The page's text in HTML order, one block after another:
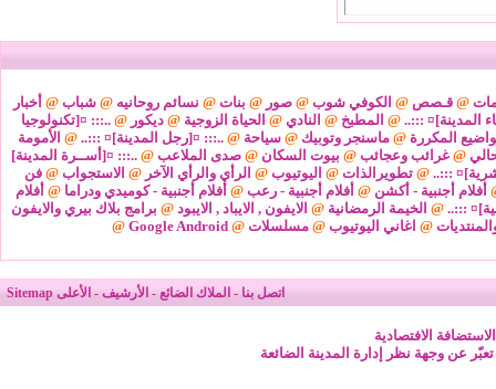
@قـصص @ الكوفي شوب @صور @ بنات @ نسائم روحانيه @شباب @ أخبار
المدينة]¤ :::.. @ المطبخ @ النادي @ الحياة الزوجية @ديكور @..::: ¤[تكنولوجيا
المكررة @ ماسنجر وتوبيك @ سياحة @ ..::: ¤[رجل المدينة]¤ :::.. @ الأمومة
@ غرائب وعجائب @ بيوت السكان @ صدى الملاعب @ ..::: ¤[أســرة المدينة]
:::..
@ تطويرالذات @ اليوتيوب @ الرأي والرأي الآخر @ الاستجواب @ فن
أفلام أجنبية - أكشن @ أفلام أجنبية - رعب @ أفلام أجنبية - كوميدي ودراما @ أفلام
:::..
@ الخيمة الرمضانية @ الايفون , الايباد , الايبود @ برامج بلاك بيري والايفون
@ اغاني اليوتيوب @مسلسلات @
Google Android
@
اتصل بنا - الملاك الضائع - الأرشيف - الأعلى Sitemap
الافتصادية
عن وجهة نظر إدارة المدينة الضائعة